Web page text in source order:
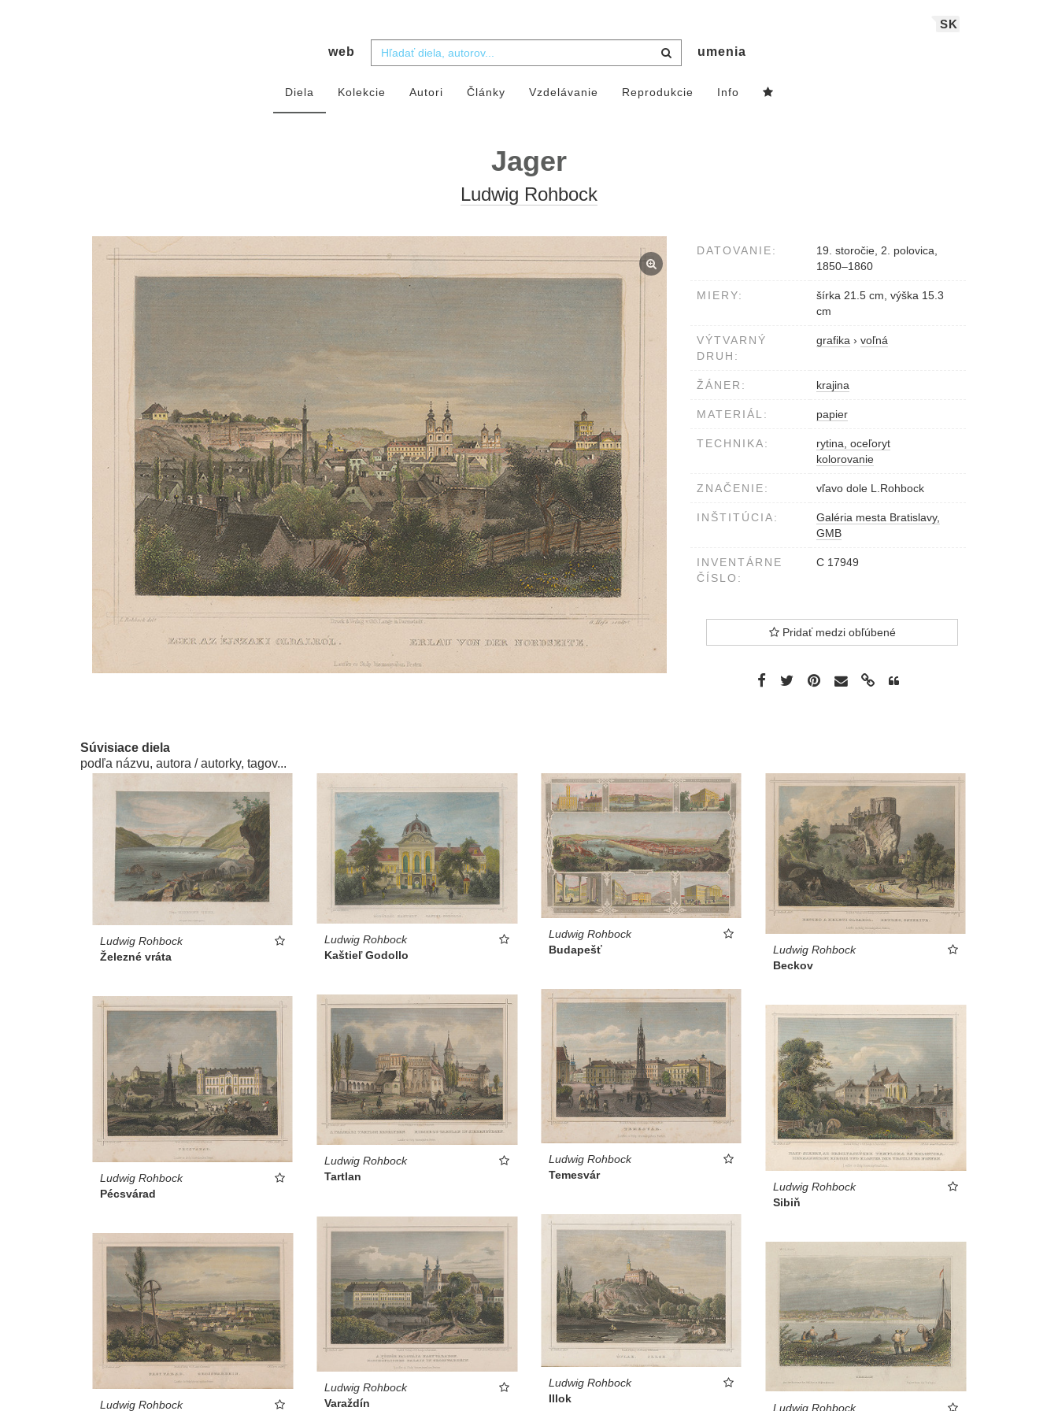
SK
web umenia
Diela Kolekcie Autori Články Vzdelávanie Reprodukcie Info
Jager
Ludwig Rohbock
DATOVANIE:
19. storočie, 2. polovica,
1850–1860
MIERY:
šírka 21.5 cm, výška 15.3
cm
VÝTVARNÝ
DRUH:
grafika › voľná
ŽÁNER: krajina
MATERIÁL: papier
TECHNIKA:
rytina, oceľoryt
kolorovanie
ZNAČENIE: vľavo dole L.Rohbock
INŠTITÚCIA:
Galéria mesta Bratislavy,
GMB
INVENTÁRNE
ČÍSLO:
C 17949
Pridať medzi obľúbené
Súvisiace diela
podľa názvu, autora / autorky, tagov...
Ludwig Rohbock
Železné vráta
Ludwig Rohbock
Kaštieľ Godollo
Ludwig Rohbock
Budapešť
Ludwig Rohbock
Beckov
Ludwig Rohbock
Temesvár
Ludwig Rohbock
Tartlan
Ludwig Rohbock
Pécsvárad
Ludwig Rohbock
Sibiň
Ludwig Rohbock
Illok
Ludwig Rohbock
Varaždín
Ludwig Rohbock Ludwig Rohbock